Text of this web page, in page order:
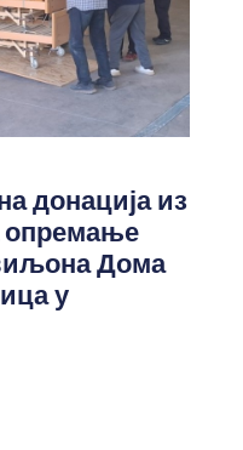
донација из
опремање
Дома
у